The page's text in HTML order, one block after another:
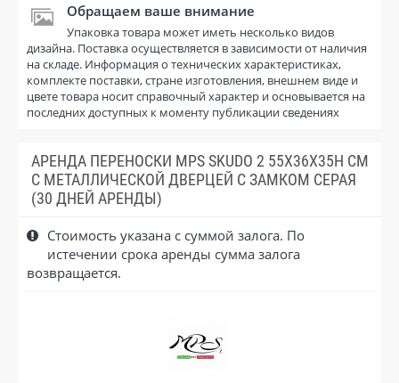
Обращаем ваше внимание
Упаковка товара может иметь несколько видов
дизайна. Поставка осуществляется в зависимости от наличия
на складе. Информация о технических характеристиках,
комплекте поставки, стране изготовления, внешнем виде и
цвете товара носит справочный характер и основывается на
последних доступных к моменту публикации сведениях
АРЕНДА ПЕРЕНОСКИ MPS SKUDO 2 55Х36Х35H СМ
С МЕТАЛЛИЧЕСКОЙ ДВЕРЦЕЙ С ЗАМКОМ СЕРАЯ
(30 ДНЕЙ АРЕНДЫ)
Стоимость указана с суммой залога. По
истечении срока аренды сумма залога
возвращается.